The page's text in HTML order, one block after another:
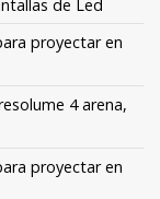
de Led
proyectar en
4 arena,
proyectar en